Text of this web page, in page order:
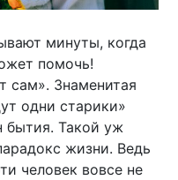
минуты, когда
помочь!
сам». Знаменитая
одни старики»
бытия. Такой уж
жизни. Ведь
человек вовсе не